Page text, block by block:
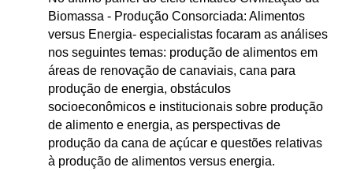
Biomassa - Produção Consorciada: Alimentos
versus Energia- especialistas focaram as análises
nos seguintes temas: produção de alimentos em
áreas de renovação de canaviais, cana para
produção de energia, obstáculos
socioeconômicos e institucionais sobre produção
de alimento e energia, as perspectivas de
produção da cana de açúcar e questões relativas
à produção de alimentos versus energia.